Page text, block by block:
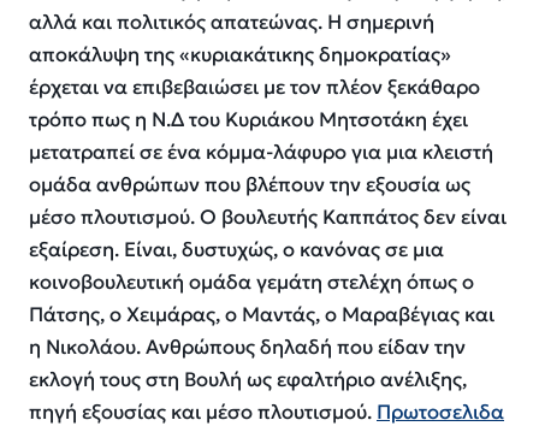
αλλά και πολιτικός απατεώνας. Η σημερινή
αποκάλυψη της «κυριακάτικης δημοκρατίας»
έρχεται να επιβεβαιώσει με τον πλέον ξεκάθαρο
τρόπο πως η Ν.Δ του Κυριάκου Μητσοτάκη έχει
μετατραπεί σε ένα κόμμα-λάφυρο για μια κλειστή
ομάδα ανθρώπων που βλέπουν την εξουσία ως
μέσο πλουτισμού. Ο βουλευτής Καππάτος δεν είναι
εξαίρεση. Είναι, δυστυχώς, ο κανόνας σε μια
κοινοβουλευτική ομάδα γεμάτη στελέχη όπως ο
Πάτσης, ο Χειμάρας, ο Μαντάς, ο Μαραβέγιας και
η Νικολάου. Ανθρώπους δηλαδή που είδαν την
εκλογή τους στη Βουλή ως εφαλτήριο ανέλιξης,
πηγή εξουσίας και μέσο πλουτισμού. Πρωτοσελιδα